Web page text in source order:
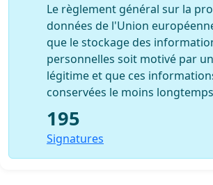
Such measures could include among
acrylic globes and / or an orange
the tone and reduce the intensity of
Le règlement général sur la
données de l'Union
que le stockage des
personnelles soit motivé par
légitime et que ces
conservées le moins
195
Signatures